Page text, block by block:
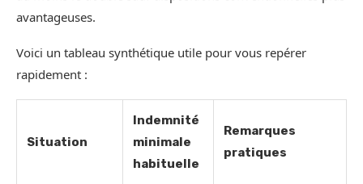
avantageuses.
Voici un tableau synthétique utile pour vous repérer
rapidement :
Situation
Indemnité
minimale
habituelle
Remarques
pratiques